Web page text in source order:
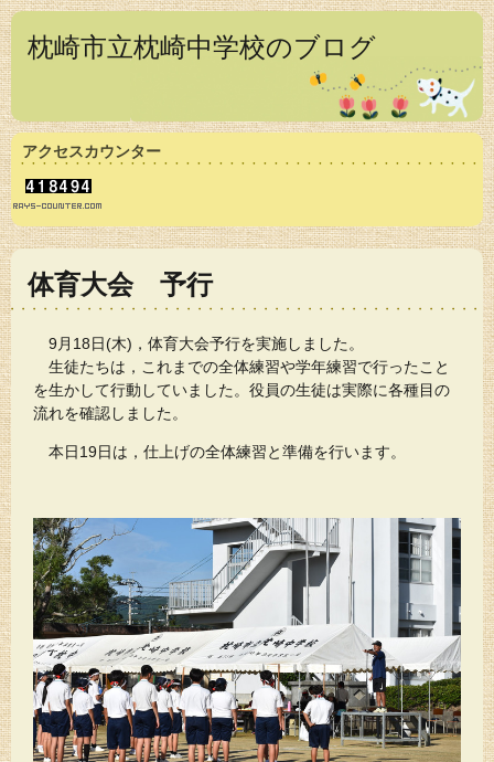
枕崎市立枕崎中学校のブログ
アクセスカウンター
体育大会 予行
9月18日(木)，体育大会予行を実施しました。
生徒たちは，これまでの全体練習や学年練習で行ったこと
を生かして行動していました。役員の生徒は実際に各種目の
流れを確認しました。
本日19日は，仕上げの全体練習と準備を行います。